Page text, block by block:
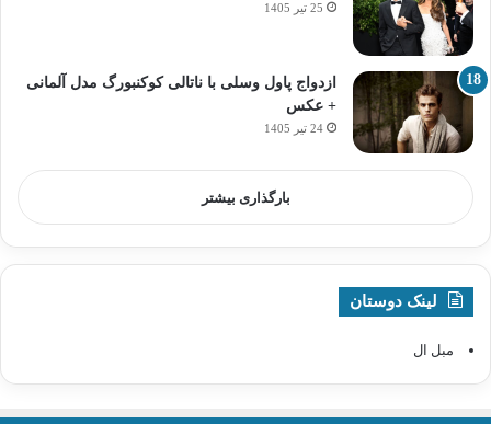
25 تیر 1405
ازدواج پاول وسلی با ناتالی کوکنبورگ مدل آلمانی
+ عکس
24 تیر 1405
بارگذاری بیشتر
لینک دوستان
مبل ال